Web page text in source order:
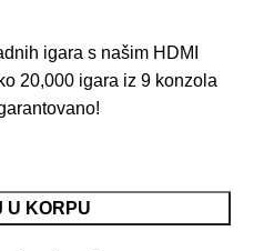
igara s našim HDMI
20,000 igara iz 9 konzola
U KORPU